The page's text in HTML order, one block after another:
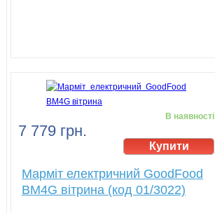
7 779 грн.
В наявності
Марміт електричний GoodFood
BM4G вітрина (код 01/3022)